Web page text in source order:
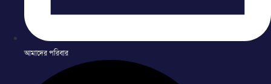
আমাদের পরিবার